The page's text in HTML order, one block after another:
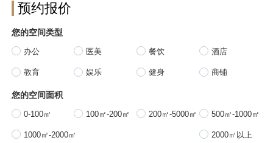
预约报价
您的空间类型
办公 医美 餐饮 酒店
教育 娱乐 健身 商铺
您的空间面积
0-100㎡ 100㎡-200㎡ 200㎡-5000㎡ 500㎡-1000㎡
1000㎡-2000㎡ 2000㎡以上